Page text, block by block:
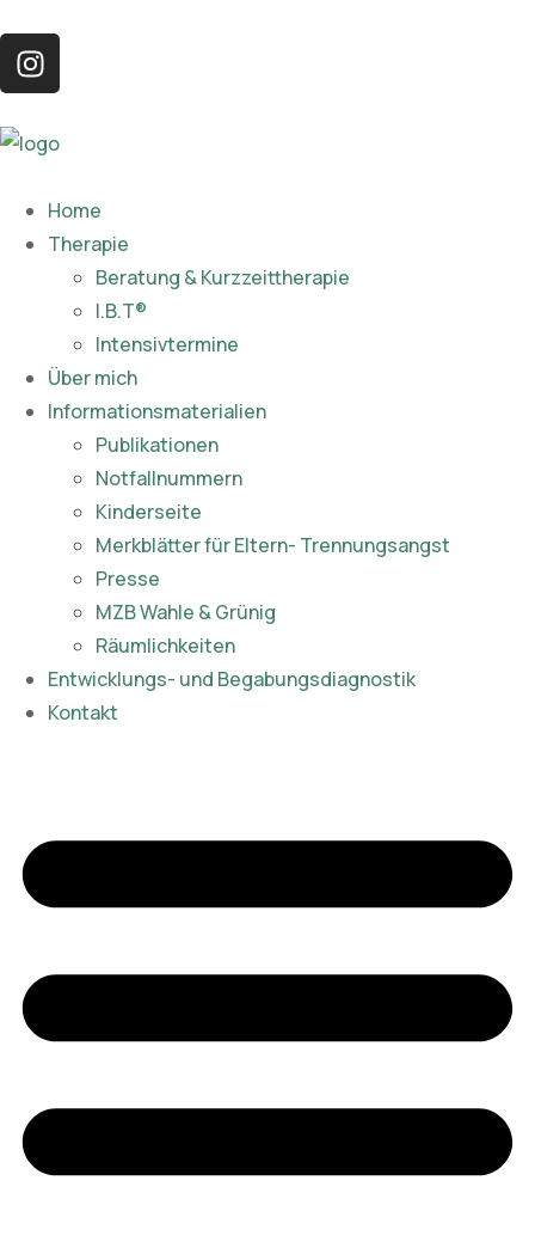
Home
Therapie
Beratung & Kurzzeittherapie
I.B.T®
Intensivtermine
Über mich
Informationsmaterialien
Publikationen​
Notfallnummern
Kinderseite
Merkblätter für Eltern- Trennungsangst
Presse
MZB Wahle & Grünig
Räumlichkeiten
Entwicklungs- und Begabungsdiagnostik
Kontakt